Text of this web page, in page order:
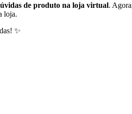
de produto na loja virtual.
loja.
✨